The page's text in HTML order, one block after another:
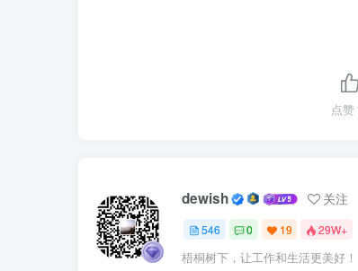
16．（2023·山东·高考真题）甲
纠正：彭某不满到手的工资太少
纠正：劳动争议需先经劳动仲裁程
18．劳动法主要调整劳动者与用
点赞
dewish 关注
546 0 19 29W+
梧桐树下，让工作和生活更美好！